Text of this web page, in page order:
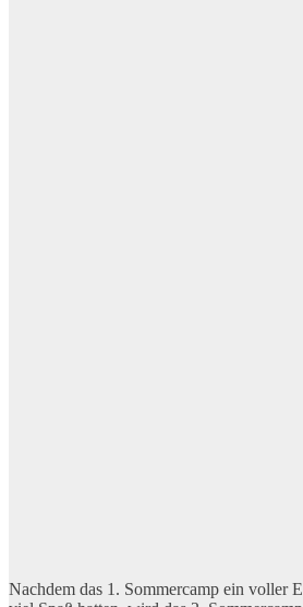
Nachdem das 1. Sommercamp ein voller